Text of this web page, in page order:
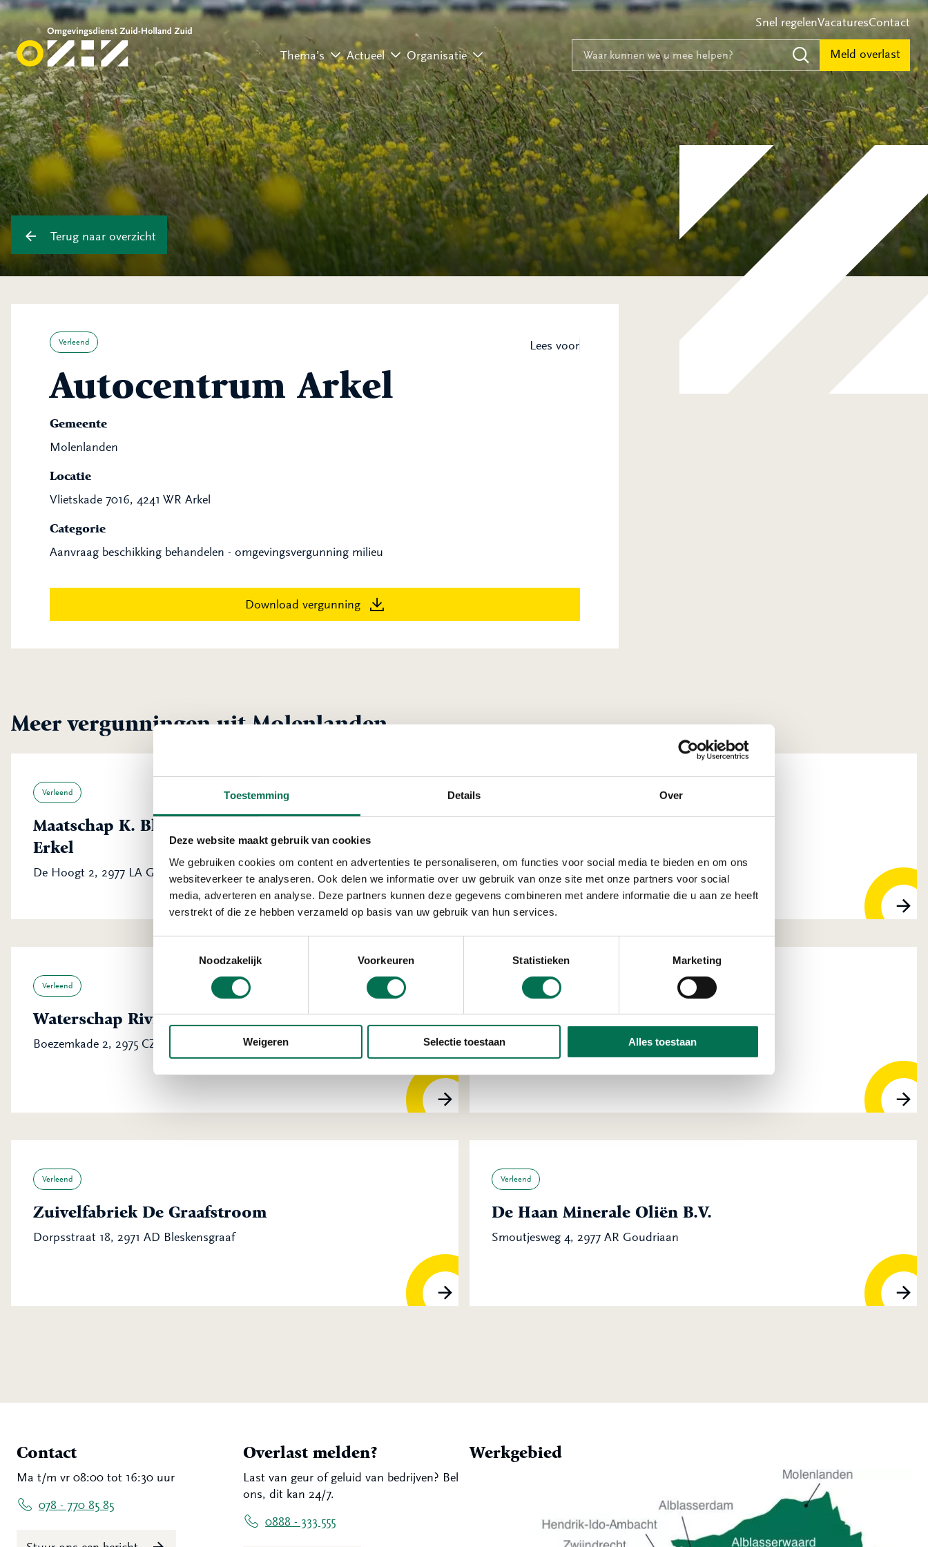
Toestemming Details Over
Deze website maakt gebruik van cookies
We gebruiken cookies om content en advertenties te personaliseren, om functies voor social media te bieden en om ons
websiteverkeer te analyseren. Ook delen we informatie over uw gebruik van onze site met onze partners voor social
media, adverteren en analyse. Deze partners kunnen deze gegevens combineren met andere informatie die u aan ze heeft
verstrekt of die ze hebben verzameld op basis van uw gebruik van hun services.
Noodzakelijk
Voorkeuren Statistieken Marketing
Weigeren Selectie toestaan Alles toestaan
Naar inhoud
Naar navigatie
Snel regelenVacaturesContact
Thema’s Actueel Organisatie
Waar kunnen we u mee helpen?
Zoeken
Meld overlast
Terug naar overzicht
Lees voor
Verleend
Autocentrum Arkel
Gemeente
Molenlanden
Locatie
Vlietskade 7016, 4241 WR Arkel
Categorie
Aanvraag beschikking behandelen - omgevingsvergunning milieu
Download vergunning
Meer vergunningen uit Molenlanden
Verleend
Maatschap K. Blokland en H.G.H. Blokland-
Erkel
De Hoogt 2, 2977 LA Goudriaan
Verleend
Waterschap Rivierenland
Boezemkade 2, 2975 CZ Ottoland
Verleend
Wemmers Tanktransport B.V.
Wervenkampweg 4, 2971 VJ Bleskensgraaf
Verleend
Zuivelfabriek De Graafstroom
Dorpsstraat 18, 2971 AD Bleskensgraaf
Verleend
De Haan Minerale Oliën B.V.
Smoutjesweg 4, 2977 AR Goudriaan
Contact
Ma t/m vr 08:00 tot 16:30 uur
078 - 770 85 85
Overlast melden?
Last van geur of geluid van bedrijven? Bel
ons, dit kan 24/7.
0888 - 333 555
Werkgebied